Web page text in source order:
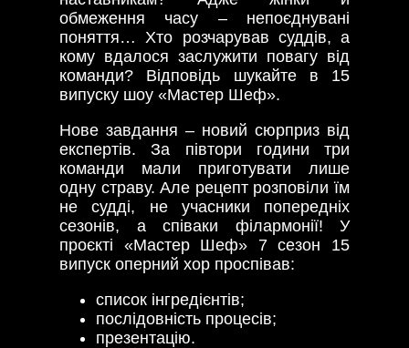
обмеження часу – непоєднувані
поняття… Хто розчарував суддів, а
кому вдалося заслужити повагу від
команди? Відповідь шукайте в 15
випуску шоу «Мастер Шеф».
Нове завдання – новий сюрприз від
експертів. За півтори години три
команди мали приготувати лише
одну страву. Але рецепт розповіли їм
не судді, не учасники попередніх
сезонів, а співаки філармонії! У
проєкті «Мастер Шеф» 7 сезон 15
випуск оперний хор проспівав:
список інгредієнтів;
послідовність процесів;
презентацію.